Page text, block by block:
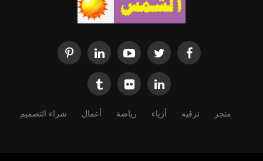
نجمه في سماء الاستثمار الوطني حيث تدعم المشاريع
الصغيره وتمنت للنجمه الساطعه ا منى مزيد من المعارض
ودعم المراه نحو الاستثمار
متجر ترفيه أزياء رياضة أعمال شراء التصميم